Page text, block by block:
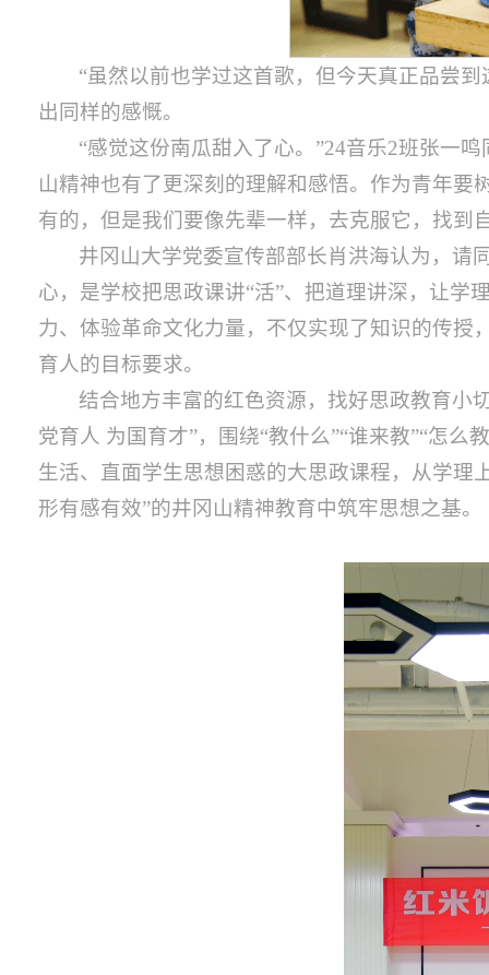
“虽然以前也学过这首歌，但今天真正品尝
出同样的感慨。
“感觉这份南瓜甜入了心。”24音乐2班张一
山精神也有了更深刻的理解和感悟。作为青年
有的，但是我们要像先辈一样，去克服它，找到
井冈山大学党委宣传部部长肖洪海认为，请
心，是学校把思政课讲“活”、把道理讲深，让
力、体验革命文化力量，不仅实现了知识的传授
育人的目标要求。
结合地方丰富的红色资源，找好思政教育小
党育人 为国育才”，围绕“教什么”“谁来教”“怎
生活、直面学生思想困惑的大思政课程，从学理
形有感有效”的井冈山精神教育中筑牢思想之基